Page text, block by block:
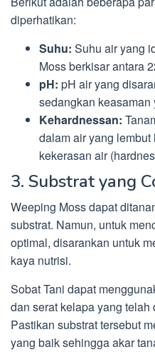
diperhatikan:
Suhu: Suhu air yang
Moss berkisar antara
pH: pH air yang
sedangkan
Kehardnessan:
dalam air yang
kekerasan air
3. Substrat yang
Weeping Moss dapat
substrat. Namun, untuk
optimal, disarankan untuk
kaya nutrisi.
Sobat Tani dapat
dan serat kelapa yang
Pastikan substrat tersebut
yang baik sehingga akar